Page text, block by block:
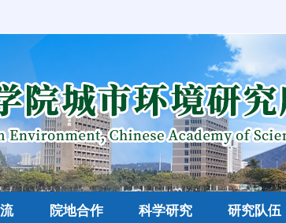
院地合作 科学研究 研究队伍